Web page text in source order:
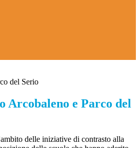
del Serio
Arcobaleno e Parco del
delle iniziative di contrasto alla